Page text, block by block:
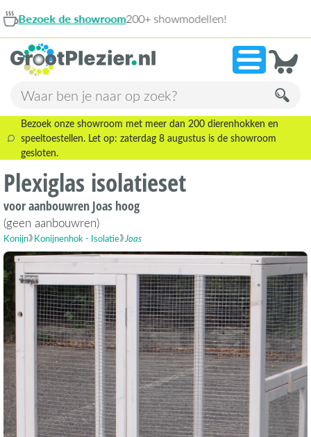
showmodellen!
Bezoek onze showroom met meer dan 200 dierenhokken en
speeltoestellen. Let op: zaterdag 8 augustus is de showroom
gesloten.
Plexiglas isolatieset
voor aanbouwren Joas hoog
(geen aanbouwren)
Konijn Konijnenhok - Isolatie Joas